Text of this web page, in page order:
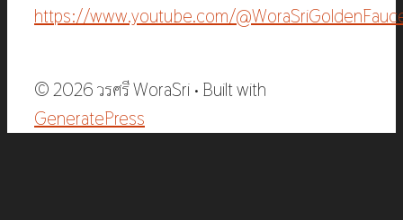
https://www.youtube.com/
© 2026 วรศรี WoraSri • Built with
GeneratePress